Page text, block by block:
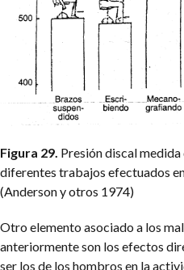
Figura 29. Presión discal
diferentes trabajos efectuados
(Anderson y otros 1974)
Otro elemento asociado a los
anteriormente son los efectos
ser los de los hombros en la